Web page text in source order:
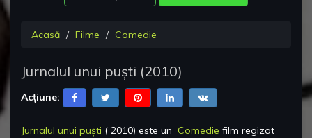
Acasă Filme Comedie
Jurnalul unui puști (2010)
Acțiune:
Jurnalul unui puști ( 2010) este un Comedie film regizat